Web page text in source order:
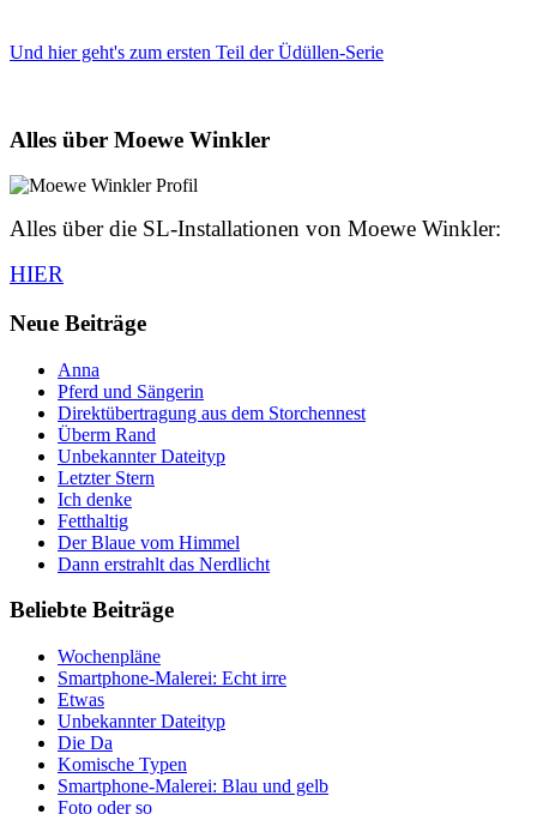
Und hier geht's zum ersten Teil der Üdüllen-Serie
Alles über Moewe Winkler
Alles über die SL-Installationen von Moewe Winkler:
HIER
Neue Beiträge
Anna
Pferd und Sängerin
Direktübertragung aus dem Storchennest
Überm Rand
Unbekannter Dateityp
Letzter Stern
Ich denke
Fetthaltig
Der Blaue vom Himmel
Dann erstrahlt das Nerdlicht
Beliebte Beiträge
Wochenpläne
Smartphone-Malerei: Echt irre
Etwas
Unbekannter Dateityp
Die Da
Komische Typen
Smartphone-Malerei: Blau und gelb
Foto oder so